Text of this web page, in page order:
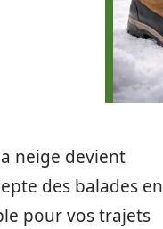
neige devient
des balades en
pour vos trajets